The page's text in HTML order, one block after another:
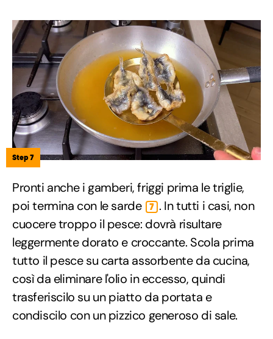
Step 7
Pronti anche i gamberi, friggi prima le triglie,
poi termina con le sarde
7 . In tutti i casi, non
cuocere troppo il pesce: dovrà risultare
leggermente dorato e croccante. Scola prima
tutto il pesce su carta assorbente da cucina,
così da eliminare l'olio in eccesso, quindi
trasferiscilo su un piatto da portata e
condiscilo con un pizzico generoso di sale.